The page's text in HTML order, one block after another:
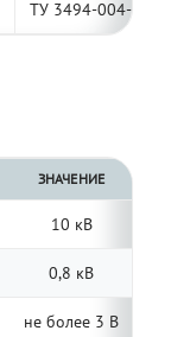
ТУ 3494-004-
ЗНАЧЕНИЕ
10 кВ
0,8 кВ
не более 3 В